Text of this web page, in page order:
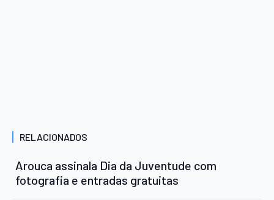
RELACIONADOS
Arouca assinala Dia da Juventude com
fotografia e entradas gratuitas